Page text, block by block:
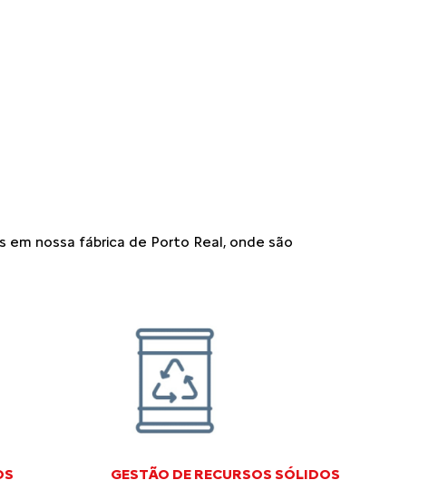
nossa fábrica de Porto Real, onde são
GESTÃO DE RECURSOS SÓLIDOS